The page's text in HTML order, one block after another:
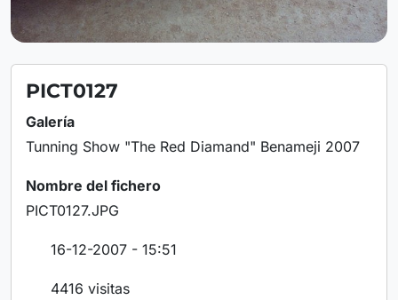
PICT0127
Galería
Tunning Show "The Red Diamand" Benameji 2007
Nombre del fichero
PICT0127.JPG
16-12-2007 - 15:51
4416 visitas